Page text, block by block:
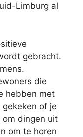
Limburg al
gebracht.
die
hebben met
of je
om dingen uit
om te horen